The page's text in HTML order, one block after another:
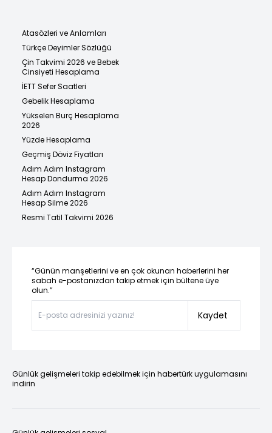
Atasözleri ve Anlamları
Türkçe Deyimler Sözlüğü
Çin Takvimi 2026 ve Bebek
Cinsiyeti Hesaplama
İETT Sefer Saatleri
Gebelik Hesaplama
Yükselen Burç Hesaplama
2026
Yüzde Hesaplama
Geçmiş Döviz Fiyatları
Adım Adım Instagram
Hesap Dondurma 2026
Adım Adım Instagram
Hesap Silme 2026
Resmi Tatil Takvimi 2026
“Günün manşetlerini ve en çok okunan haberlerini her
sabah e-postanızdan takip etmek için bültene üye
olun.”
Kaydet
Günlük gelişmeleri takip edebilmek için habertürk uygulamasını
indirin